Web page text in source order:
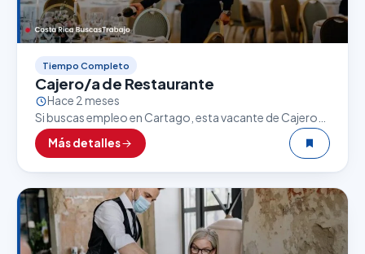
Tiempo Completo
Cajero/a de Restaurante
Hace 2 meses
Si buscas empleo en Cartago, esta vacante de Cajero/a
de Restaurante puede ser una excelente oportunidad. El
sector gastronómico es uno de los que…
Más detalles